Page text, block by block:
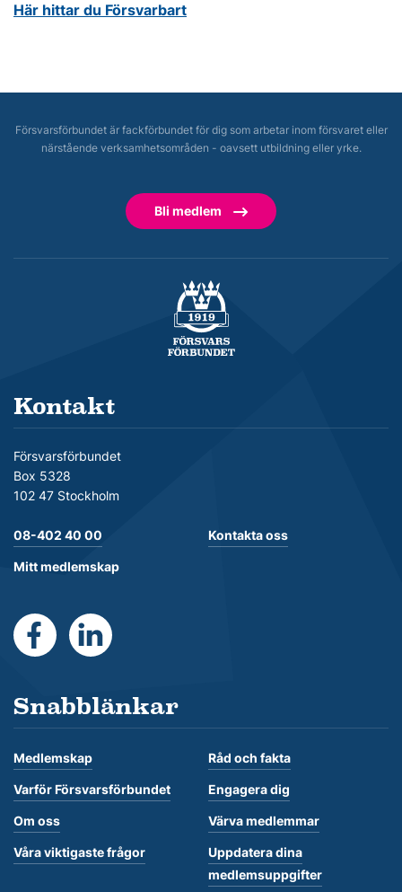
Här hittar du Försvarbart
Försvarsförbundet är fackförbundet för dig som arbetar inom försvaret eller
närstående verksamhetsområden - oavsett utbildning eller yrke.
Bli medlem
Försvarsförbundet
Kontakt
Försvarsförbundet
Box 5328
102 47 Stockholm
08-402 40 00
Mitt medlemskap
Kontakta oss
https://www.facebook.com/Forsvarsforbundet
https://se.linkedin.com/company/
Snabblänkar
Medlemskap
Varför Försvarsförbundet
Om oss
Våra viktigaste frågor
Råd och fakta
Engagera dig
Värva medlemmar
Uppdatera dina
medlemsuppgifter